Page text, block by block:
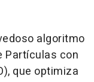
algoritmo
Partículas con
que optimiza